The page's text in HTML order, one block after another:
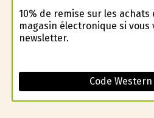
10% de remise sur les
magasin électronique si vous
newsletter.
Code